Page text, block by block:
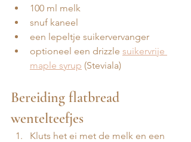
100 ml melk
snuf kaneel
een lepeltje suikervervanger
optioneel een drizzle suikervrije
maple syrup (Steviala)
Bereiding flatbread
wentelteefjes
Kluts het ei met de melk en een